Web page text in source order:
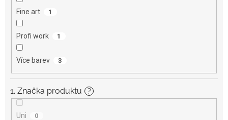
Fine art 1
Profi work 1
Více barev 3
1. Značka produktu ?
Uni 0